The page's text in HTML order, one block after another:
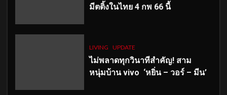
มีตติ้งในไทย 4 กพ 66 นี้
LIVING UPDATE
ไม่พลาดทุกวินาทีสำคัญ! สาม
หนุ่มบ้าน vivo ‘หยิ่น – วอร์ – มีน’